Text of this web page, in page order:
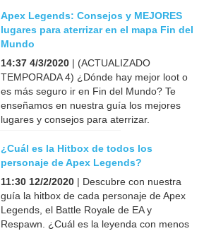
Apex Legends: Consejos y MEJORES
lugares para aterrizar en el mapa Fin del
Mundo
14:37 4/3/2020 | (ACTUALIZADO
TEMPORADA 4) ¿Dónde hay mejor loot o
es más seguro ir en Fin del Mundo? Te
enseñamos en nuestra guía los mejores
lugares y consejos para aterrizar.
¿Cuál es la Hitbox de todos los
personaje de Apex Legends?
11:30 12/2/2020 | Descubre con nuestra
guía la hitbox de cada personaje de Apex
Legends, el Battle Royale de EA y
Respawn. ¿Cuál es la leyenda con menos